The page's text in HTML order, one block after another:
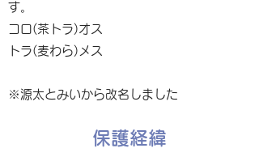
す。
コロ(茶トラ)オス
トラ(麦わら)メス
※源太とみいから改名しました
保護経緯